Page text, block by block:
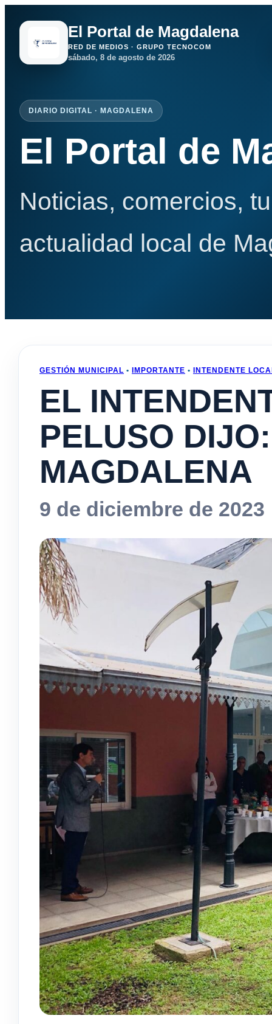
El Portal de Magdalena
RED DE MEDIOS · GRUPO TECNOCOM
sábado, 8 de agosto de 2026
DIARIO DIGITAL · MAGDALENA
El Portal de
Noticias, comercios,
actualidad local de
GESTIÓN MUNICIPAL • IMPORTANTE • INTENDENTE
EL
PELUSO
MAGDALENA
9 de diciembre de 2023